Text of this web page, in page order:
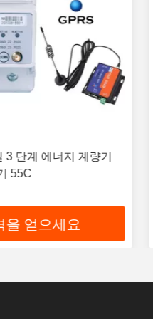
단계 에너지 계량기
55C
을 얻으세요